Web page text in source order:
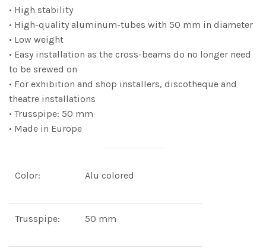
• High stability
• High-quality aluminum-tubes with 50 mm in diameter
• Low weight
• Easy installation as the cross-beams do no longer need
to be srewed on
• For exhibition and shop installers, discotheque and
theatre installations
• Trusspipe: 50 mm
• Made in Europe
Color: Alu colored
Trusspipe: 50 mm